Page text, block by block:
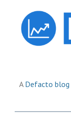
A Defacto blog